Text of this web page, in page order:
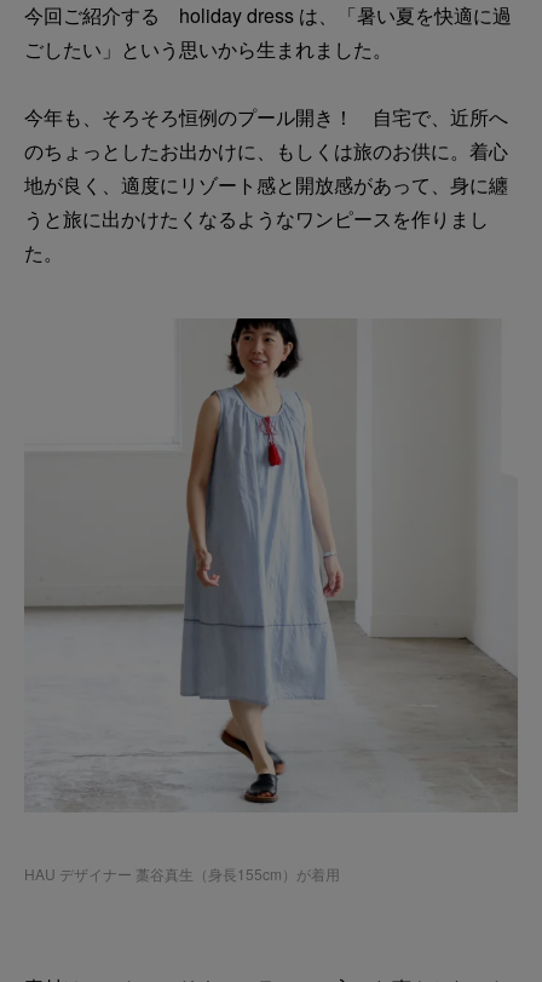
今回ご紹介する holiday dress は、「暑い夏を快適に過
ごしたい」という思いから生まれました。
今年も、そろそろ恒例のプール開き！ 自宅で、近所へ
のちょっとしたお出かけに、もしくは旅のお供に。着心
地が良く、適度にリゾート感と開放感があって、身に纏
うと旅に出かけたくなるようなワンピースを作りまし
た。
HAU デザイナー 藁谷真生（身長155cm）が着用